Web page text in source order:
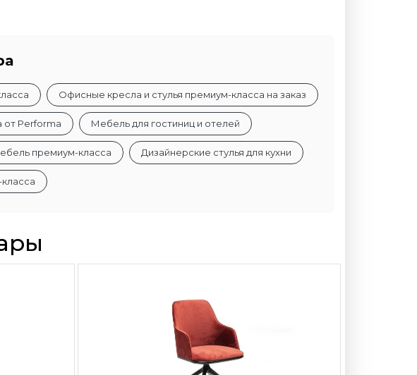
Офисные кресла и стулья премиум-класса на заказ
от Performa Мебель для гостиниц и отелей
премиум-класса Дизайнерские стулья для кухни